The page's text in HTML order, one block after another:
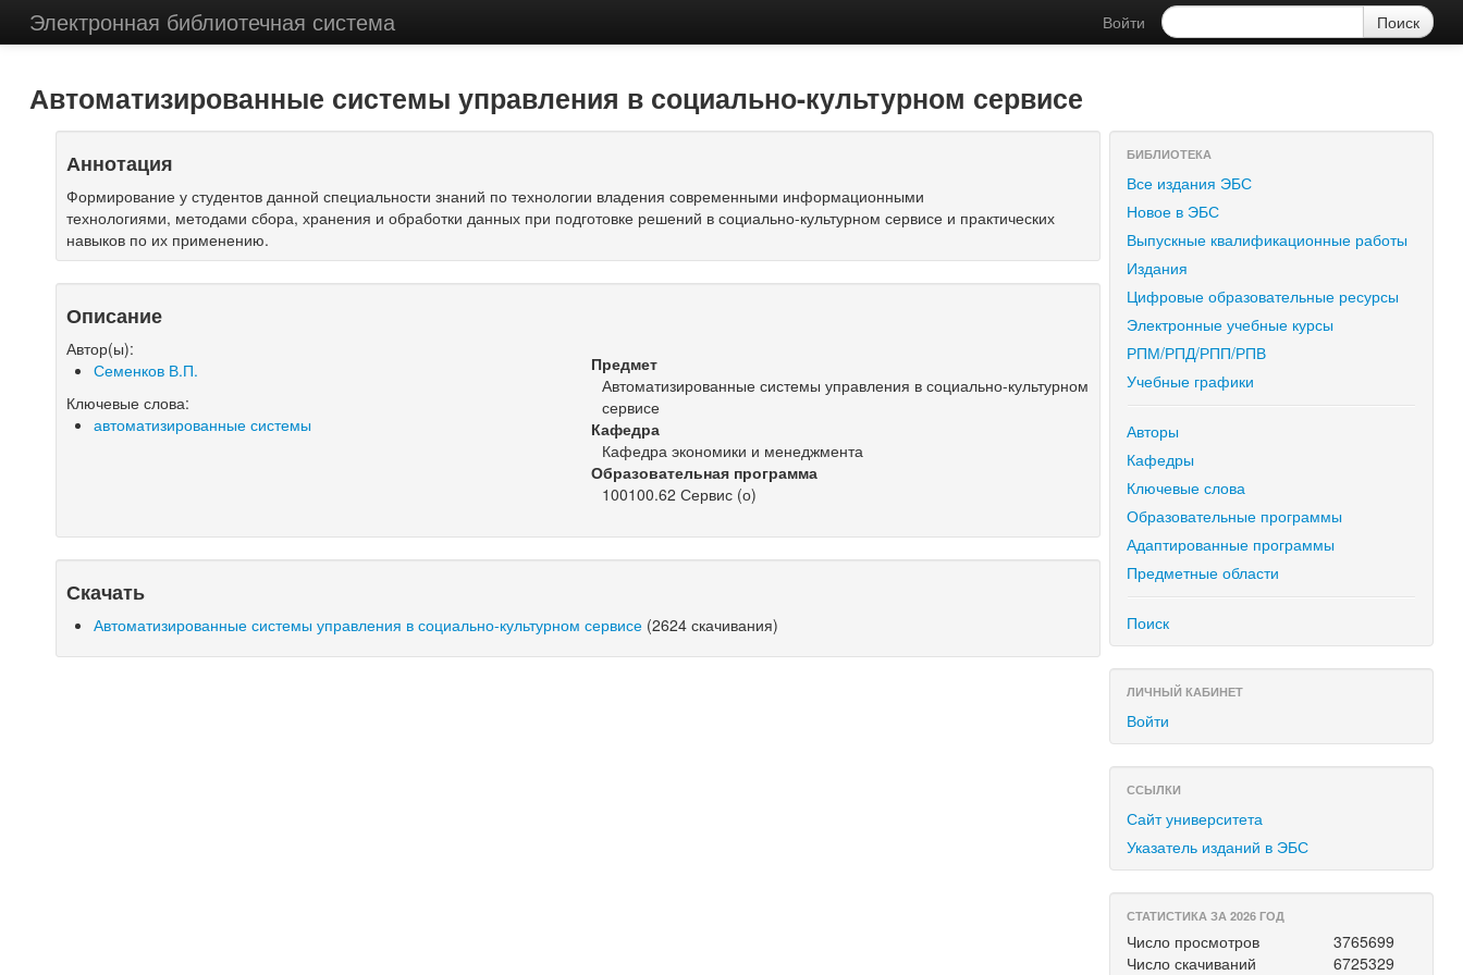
Электронная библиотечная система Войти
Автоматизированные системы управления в социально-культурном сервисе
Аннотация
Формирование у студентов данной специальности знаний по технологии владения современными информационными
технологиями, методами сбора, хранения и обработки данных при подготовке решений в социально-культурном сервисе и практических
навыков по их применению.
Описание
Автор(ы):
Семенков В.П.
Ключевые слова:
автоматизированные системы
Предмет
Автоматизированные системы управления в социально-культурном
сервисе
Кафедра
Кафедра экономики и менеджмента
Образовательная программа
100100.62 Сервис (о)
Скачать
Автоматизированные системы управления в социально-культурном сервисе (2624 скачивания)
БИБЛИОТЕКА
Все издания ЭБС
Новое в ЭБС
Выпускные квалификационные работы
Издания
Цифровые образовательные ресурсы
Электронные учебные курсы
РПМ/РПД/РПП/РПВ
Учебные графики
Авторы
Кафедры
Ключевые слова
Образовательные программы
Адаптированные программы
Предметные области
Поиск
ЛИЧНЫЙ КАБИНЕТ
Войти
ССЫЛКИ
Сайт университета
Указатель изданий в ЭБС
СТАТИСТИКА ЗА 2026 ГОД
Число просмотров
3765699
Число скачиваний
6725329